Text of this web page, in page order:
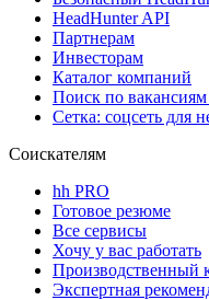
HeadHunter API
Партнерам
Инвесторам
Каталог компаний
Поиск по
Сетка: соцсеть для
Соискателям
hh PRO
Готовое резюме
Все сервисы
Хочу у вас работать
Производственный
Экспертная